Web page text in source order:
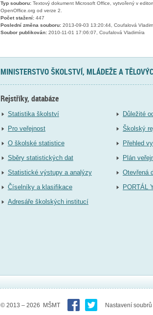
Typ souboru:Textový dokument Microsoft Office, vytvořený v
OpenOffice.org od verze 2.
Počet stažení:447
Poslední změna souboru:2013-09-03 13:20:44, Coufalová
Soubor publikován:2010-11-01 17:06:07, Coufalová Vladimíra
MINISTERSTVO ŠKOLSTVÍ, MLÁDEŽE A
Rejstříky, databáze
Statistika školství
Pro veřejnost
O školské statistice
Sběry statistických dat
Statistické výstupy a analýzy
Číselníky a klasifikace
Adresáře školských institucí
Důležité
Školský
Přehled
Plán
Otevřená
PORTÁL
© 2013 – 2026 MŠMT Nastavení